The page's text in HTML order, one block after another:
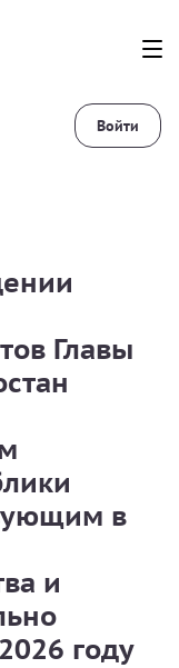
Войти
Главы
в
и
году